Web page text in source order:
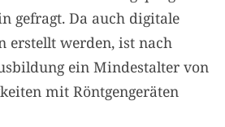
gefragt. Da auch digitale
erstellt werden, ist nach
ein Mindestalter von
mit Röntgengeräten